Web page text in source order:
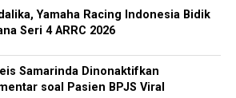
Yamaha Racing Indonesia Bidik
Seri 4 ARRC 2026
Samarinda Dinonaktifkan
soal Pasien BPJS Viral